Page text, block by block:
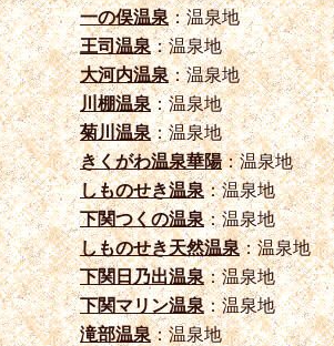
一の俣温泉：温泉地
王司温泉：温泉地
大河内温泉：温泉地
川棚温泉：温泉地
菊川温泉：温泉地
きくがわ温泉華陽：温泉地
しものせき温泉：温泉地
下関つくの温泉：温泉地
しものせき天然温泉：温泉地
下関日乃出温泉：温泉地
下関マリン温泉：温泉地
滝部温泉：温泉地